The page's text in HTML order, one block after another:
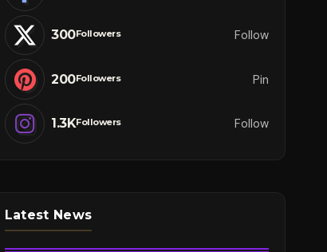
300Followers Follow
200Followers Pin
1.3KFollowers Follow
Latest News